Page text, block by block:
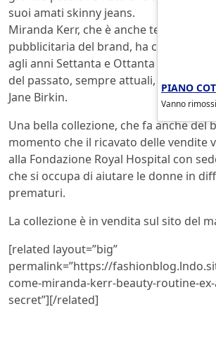
suoi amati skinny jeans.
Miranda Kerr, che è anche testimonial
pubblicitaria del brand, ha creato una
agli anni Settanta e Ottanta e allo stile
del passato, sempre attuali, come
Jane Birkin.
Una bella collezione, che fa anche del
momento che il ricavato delle vendite
alla Fondazione Royal Hospital con
che si occupa di aiutare le donne in
prematuri.
La collezione è in vendita sul sito del
[related layout=”big”
permalink=”https://
come-miranda-kerr-beauty-routine-
secret”][/related]
PIANO
Vanno rimossi